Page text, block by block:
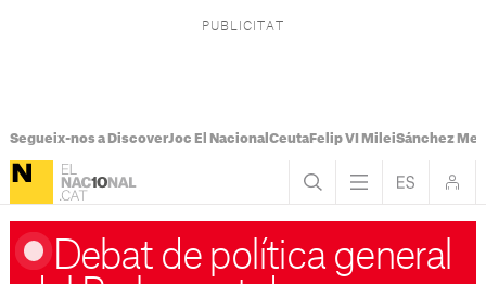
Segueix-nos a DiscoverJoc El Nacional CeutaFelip VI MileiSánchez
Debat de política general